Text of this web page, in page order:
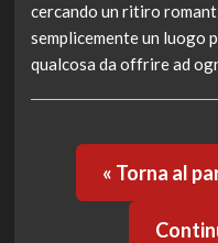
cercando un ritiro
semplicemente un luogo
qualcosa da offrire ad
« Torna al